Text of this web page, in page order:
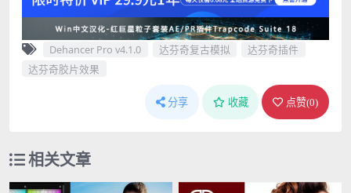
Dehancer Pro v4.1.0 达芬奇复古模拟
达芬奇插件
达芬奇胶片效果
分享 收藏 点赞(0)
相关文章